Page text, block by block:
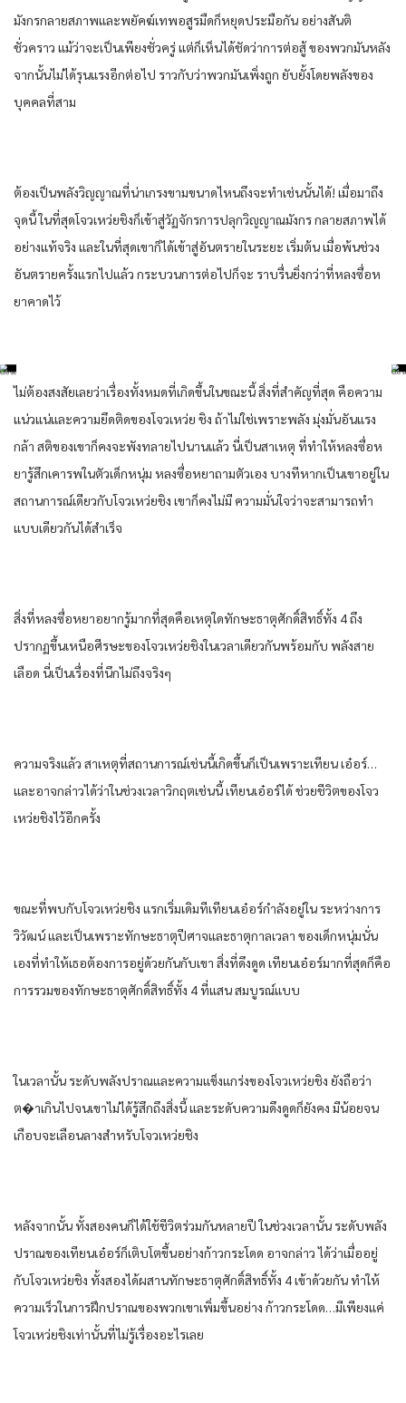
มังกรกลายสภาพและพยัคฆ์เทพอสูรมืดก็หยุดประมือกัน อย่างสันติ
ชั่วคราว แม้ว่าจะเป็นเพียงชั่วครู่ แต่ก็เห็นได้ชัดว่าการต่อสู้ ของพวกมันหลัง
จากนั้นไม่ได้รุนแรงอีกต่อไป ราวกับว่าพวกมันเพิ่งถูก ยับยั้งโดยพลังของ
บุคคลที่สาม
ต้องเป็นพลังวิญญาณที่น่าเกรงขามขนาดไหนถึงจะทําเช่นนั้นได้! เมื่อมาถึง
จุดนี้ ในที่สุดโจวเหว่ยชิงก็เข้าสู่วัฏจักรการปลุกวิญญาณมังกร กลายสภาพได้
อย่างแท้จริง และในที่สุดเขาก็ได้เข้าสู่อันตรายในระยะ เริ่มต้น เมื่อพ้นช่วง
อันตรายครั้งแรกไปแล้ว กระบวนการต่อไปก็จะ ราบรื่นยิ่งกว่าที่หลงซื่อห
ยาคาดไว้
ไม่ต้องสงสัยเลยว่าเรื่องทั้งหมดที่เกิดขึ้นในขณะนี้ สิ่งที่สําคัญที่สุด คือความ
แน่วแน่และความยึดติดของโจวเหว่ย ชิง ถ้าไม่ใช่เพราะพลัง มุ่งมั่นอันแรง
กล้า สติของเขาก็คงจะพังทลายไปนานแล้ว นี่เป็นสาเหตุ ที่ทําให้หลงซื่อห
ยารู้สึกเคารพในตัวเด็กหนุ่ม หลงซื่อหยาถามตัวเอง บางทีหากเป็นเขาอยู่ใน
สถานการณ์เดียวกับโจวเหว่ยชิง เขาก็คงไม่มี ความมั่นใจว่าจะสามารถทํา
แบบเดียวกันได้สําเร็จ
สิ่งที่หลงซื่อหยาอยากรู้มากที่สุดคือเหตุใดทักษะธาตุศักดิ์สิทธิ์ทั้ง 4 ถึง
ปรากฏขึ้นเหนือศีรษะของโจวเหว่ยชิงในเวลาเดียวกันพร้อมกับ พลังสาย
เลือด นี่เป็นเรื่องที่นึกไม่ถึงจริงๆ
ความจริงแล้ว สาเหตุที่สถานการณ์เช่นนี้เกิดขึ้นก็เป็นเพราะเทียน เอ๋อร์…
และอาจกล่าวได้ว่าในช่วงเวลาวิกฤตเช่นนี้ เทียนเอ๋อร์ได้ ช่วยชีวิตของโจว
เหว่ยชิงไว้อีกครั้ง
ขณะที่พบกับโจวเหว่ยชิง แรกเริ่มเดิมทีเทียนเอ๋อร์กําลังอยู่ใน ระหว่างการ
วิวัฒน์ และเป็นเพราะทักษะธาตุปีศาจและธาตุกาลเวลา ของเด็กหนุ่มนั่น
เองที่ทําให้เธอต้องการอยู่ด้วยกันกับเขา สิ่งที่ดึงดูด เทียนเอ๋อร์มากที่สุดก็คือ
การรวมของทักษะธาตุศักดิ์สิทธิ์ทั้ง 4 ที่แสน สมบูรณ์แบบ
ในเวลานั้น ระดับพลังปราณและความแข็งแกร่งของโจวเหว่ยชิง ยังถือว่า
ต�าเกินไปจนเขาไม่ได้รู้สึกถึงสิ่งนี้ และระดับความดึงดูดก็ยังคง มีน้อยจน
เกือบจะเลือนลางสําหรับโจวเหว่ยชิง
หลังจากนั้น ทั้งสองคนก็ได้ใช้ชีวิตร่วมกันหลายปี ในช่วงเวลานั้น ระดับพลัง
ปราณของเทียนเอ๋อร์ก็เติบโตขึ้นอย่างก้าวกระโดด อาจกล่าว ได้ว่าเมื่ออยู่
กับโจวเหว่ยชิง ทั้งสองได้ผสานทักษะธาตุศักดิ์สิทธิ์ทั้ง 4 เข้าด้วยกัน ทําให้
ความเร็วในการฝึกปราณของพวกเขาเพิ่มขึ้นอย่าง ก้าวกระโดด…มีเพียงแค่
โจวเหว่ยชิงเท่านั้นที่ไม่รู้เรื่องอะไรเลย